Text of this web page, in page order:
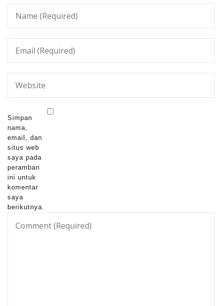
Simpan
nama,
email, dan
situs web
saya pada
peramban
ini untuk
komentar
saya
berikutnya.